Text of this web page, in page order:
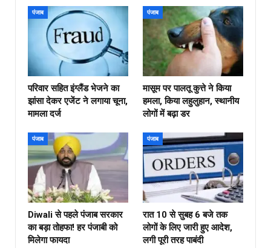
पंजाब
परिवार सहित इंग्लैंड भेजने का
झांसा देकर एजेंट ने लगाया चूना,
मामला दर्ज
पंजाब
मासूम पर पालतू कुत्ते ने किया
हमला, किया लहुलुहान, स्थानीय
लोगों में बढ़ा डर
पंजाब
Diwali से पहले पंजाब सरकार
का बड़ा तोहफा! हर पंजाबी को
मिलेगा फायदा
पंजाब
रात 10 से सुबह 6 बजे तक
लोगों के लिए जारी हुए आदेश,
लगी पूरी तरह पाबंदी